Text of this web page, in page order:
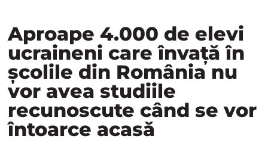
Aproape 4.000 de elevi
ucraineni care învață în
școlile din România nu
vor avea studiile
recunoscute când se vor
întoarce acasă